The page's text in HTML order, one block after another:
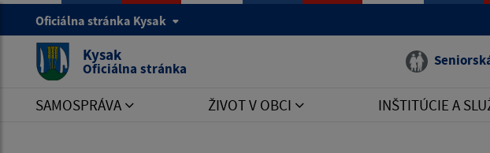
Oficiálna stránka Kysak
Kysak
Oficiálna stránka
SAMOSPRÁVA ŽIVOT V OBCI INŠTITÚCIE A